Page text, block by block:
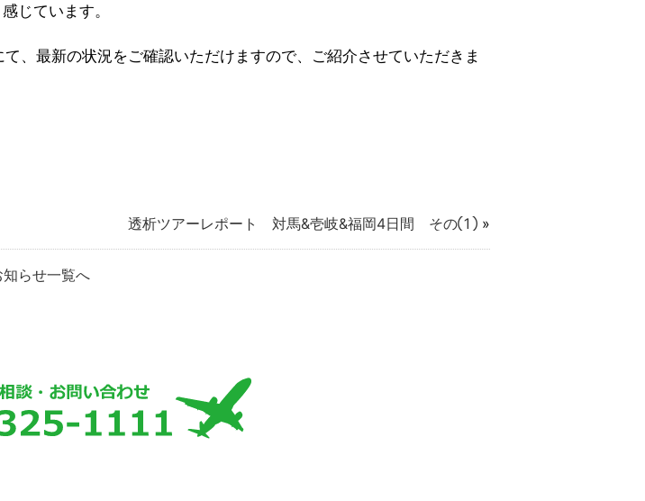
じています。
、最新の状況をご確認いただけますので、ご紹介させていただきま
透析ツアーレポート 対馬&壱岐&福岡4日間 その① »
知らせ一覧へ